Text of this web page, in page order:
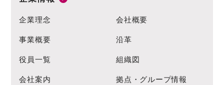
企業理念 会社概要
事業概要 沿革
役員一覧 組織図
会社案内 拠点・グループ情報